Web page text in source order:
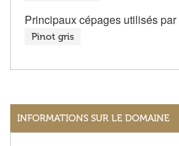
Principaux cépages utilisés
Pinot gris
INFORMATIONS SUR LE DOMAINE